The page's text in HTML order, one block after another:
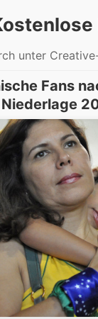
unter
Fans
Niederlage